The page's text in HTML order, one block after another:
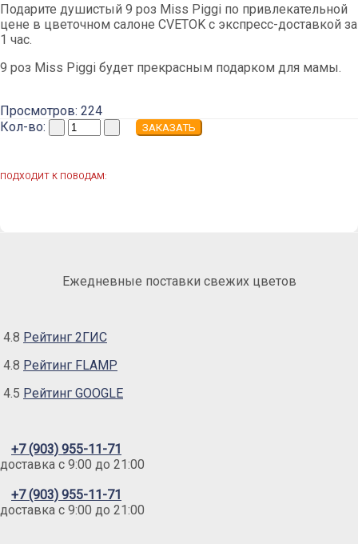
Подарите душистый 9 роз Miss Piggi по привлекательной
цене в цветочном салоне CVETOK с экспресс-доставкой за
1 час.
9 роз Miss Piggi будет прекрасным подарком для мамы.
Просмотров: 224
Кол-во:
ПОДХОДИТ К ПОВОДАМ:
Ежедневные поставки свежих цветов
4.8 Рейтинг 2ГИС
4.8 Рейтинг FLAMP
4.5 Рейтинг GOOGLE
+7 (903) 955-11-71
доставка c 9:00 до 21:00
+7 (903) 955-11-71
доставка c 9:00 до 21:00